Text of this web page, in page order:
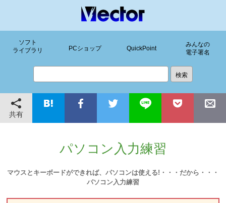
ソフト
ライブラリ
PCショップ QuickPoint
みんなの
電子署名
共有
パソコン入力練習
マウスとキーボードができれば、パソコンは使える!・・・だから・・・
パソコン入力練習